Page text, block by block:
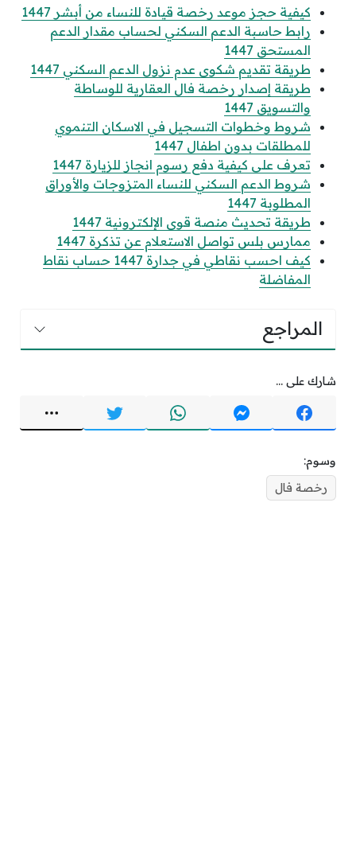
كيفية حجز موعد رخصة قيادة للنساء من أبشر 1447
رابط حاسبة الدعم السكني لحساب مقدار الدعم
المستحق 1447
طريقة تقديم شكوى عدم نزول الدعم السكني 1447
طريقة إصدار رخصة فال العقارية للوساطة
والتسويق 1447
شروط وخطوات التسجيل في الاسكان التنموي
للمطلقات بدون اطفال 1447
تعرف على كيفية دفع رسوم انجاز للزيارة 1447
شروط الدعم السكني للنساء المتزوجات والأوراق
المطلوبة 1447
طريقة تحديث منصة قوى الإلكترونية 1447
ممارس بلس تواصل الاستعلام عن تذكرة 1447
كيف احسب نقاطي في جدارة 1447 حساب نقاط
المفاضلة
المراجع
شارك على ...
وسوم:
رخصة فال